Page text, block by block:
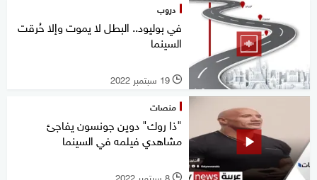
دروب
في بوليود.. البطل لا يموت وإلا حُرقت
السينما
l 19 سبتمبر 2022
منصات
"ذا روك" دوين جونسون يفاجئ
مشاهدي فيلمه في السينما
l